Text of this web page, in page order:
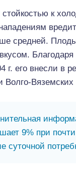
стойкостью к
средней.
г. его внесли в
Волго-
9% при
суточной